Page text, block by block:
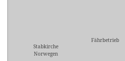
Stabkirche
Norwegen
Fährbetrieb